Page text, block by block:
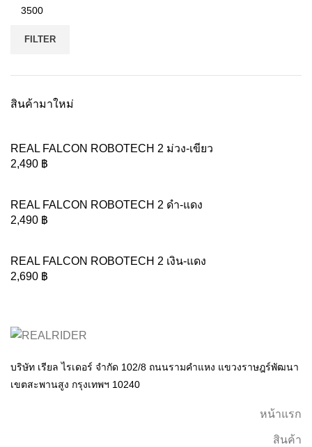
FILTER
สินค้ามาใหม่
REAL FALCON ROBOTECH 2 ม่วง-เขียว
2,490 ฿
REAL FALCON ROBOTECH 2 ดำ-แดง
2,490 ฿
REAL FALCON ROBOTECH 2 เงิน-แดง
2,690 ฿
บริษัท เรียล ไรเดอร์ จำกัด 102/8 ถนนรามคำแหง แขวงราษฎร์พัฒนา
เขตสะพานสูง กรุงเทพฯ 10240
หน้าแรก
สินค้า